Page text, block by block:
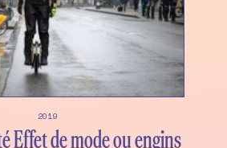
2019
Effet de mode ou engins